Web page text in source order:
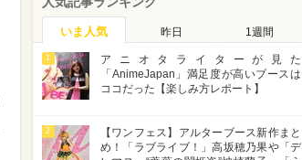
いま人気 昨日 1週間
1
アニオタライターが見た
「AnimeJapan」満足度が高いブースは
ココだった【楽しみ方レポート】
2
【ワンフェス】アルターブース新作まと
め！「ラブライブ！」高坂穂乃果や「デ